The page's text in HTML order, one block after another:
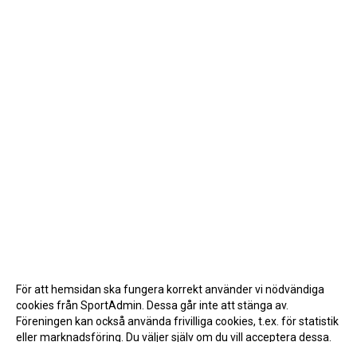
För att hemsidan ska fungera korrekt använder vi nödvändiga
cookies från SportAdmin. Dessa går inte att stänga av.
Föreningen kan också använda frivilliga cookies, t.ex. för statistik
eller marknadsföring. Du väljer själv om du vill acceptera dessa.